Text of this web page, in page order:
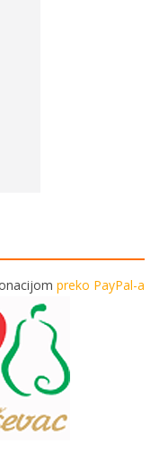
preko PayPal-a